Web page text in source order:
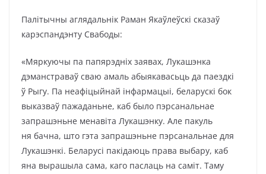
Палітычны аглядальнік Раман Якаўлеўскі сказаў
карэспандэнту Свабоды:
«Мяркуючы па папярэдніх заявах, Лукашэнка
дэманстраваў сваю амаль абыякавасьць да паездкі
ў Рыгу. Па неафіцыйнай інфармацыі, беларускі бок
выказваў пажаданьне, каб было пэрсанальнае
запрашэньне менавіта Лукашэнку. Але пакуль
ня бачна, што гэта запрашэньне пэрсанальнае для
Лукашэнкі. Беларусі пакідаюць права выбару, каб
яна вырашыла сама, каго паслаць на саміт. Таму